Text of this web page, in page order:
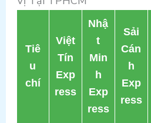
Tiê
u
chí
Việt
Tín
Exp
ress
Nhậ
t
Min
h
Exp
ress
Sải
Cán
h
Exp
ress